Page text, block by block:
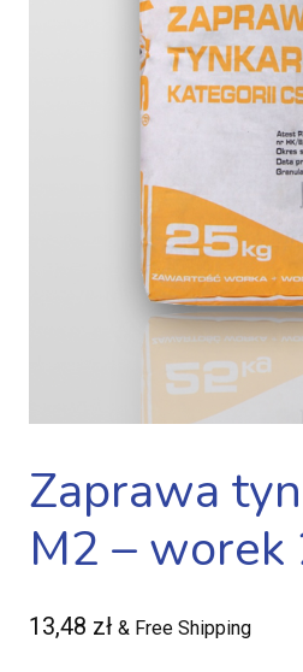
Zaprawa
M2 – worek
13,48 zł & Free Shipping